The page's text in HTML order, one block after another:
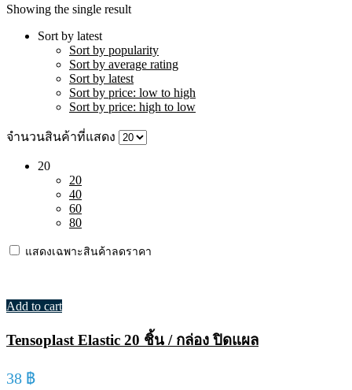
Showing the single result
Sort by latest
Sort by popularity
Sort by average rating
Sort by latest
Sort by price: low to high
Sort by price: high to low
จำนวนสินค้าที่แสดง
20
20
40
60
80
แสดงเฉพาะสินค้าลดราคา
Add to cart
Tensoplast Elastic 20 ชิ้น / กล่อง ปิดแผล
38 ฿